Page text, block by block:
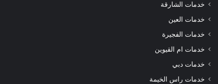
خدمات الشارقة
خدمات العين
خدمات الفجيرة
خدمات ام القيوين
خدمات دبي
خدمات راس الخيمة